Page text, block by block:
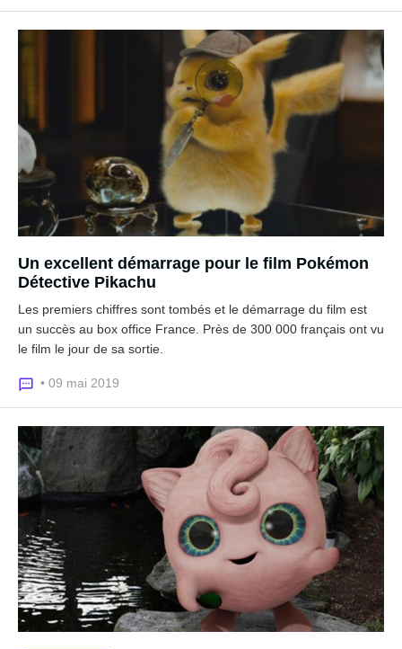
Un excellent démarrage pour le film Pokémon
Détective Pikachu
Les premiers chiffres sont tombés et le démarrage du film est
un succès au box office France. Près de 300 000 français ont vu
le film le jour de sa sortie.
• 09 mai 2019